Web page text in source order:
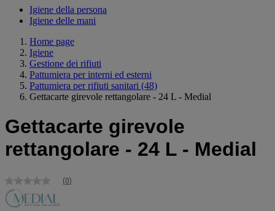
Igiene della persona
Igiene delle mani
Home page
Igiene
Gestione dei rifiuti
Pattumiera per interni ed esterni
Pattumiera per rifiuti sanitari (48)
Gettacarte girevole rettangolare - 24 L - Medial
Gettacarte girevole
rettangolare - 24 L - Medial
Nessuna
valutazione
Stesso
(0)